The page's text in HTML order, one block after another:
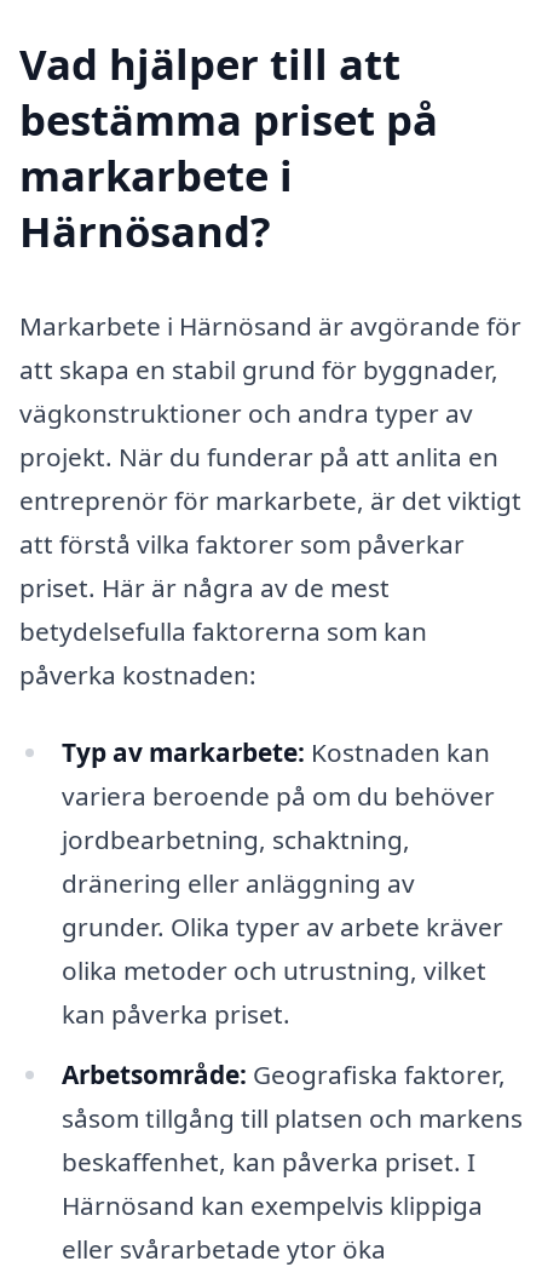
Vad hjälper till att
bestämma priset på
markarbete i
Härnösand?
Markarbete i Härnösand är avgörande för
att skapa en stabil grund för byggnader,
vägkonstruktioner och andra typer av
projekt. När du funderar på att anlita en
entreprenör för markarbete, är det viktigt
att förstå vilka faktorer som påverkar
priset. Här är några av de mest
betydelsefulla faktorerna som kan
påverka kostnaden:
Typ av markarbete: Kostnaden kan
variera beroende på om du behöver
jordbearbetning, schaktning,
dränering eller anläggning av
grunder. Olika typer av arbete kräver
olika metoder och utrustning, vilket
kan påverka priset.
Arbetsområde: Geografiska faktorer,
såsom tillgång till platsen och markens
beskaffenhet, kan påverka priset. I
Härnösand kan exempelvis klippiga
eller svårarbetade ytor öka